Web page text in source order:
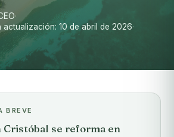
·
actualización: 10 de abril de 2026·
BREVE
Cristóbal se reforma en